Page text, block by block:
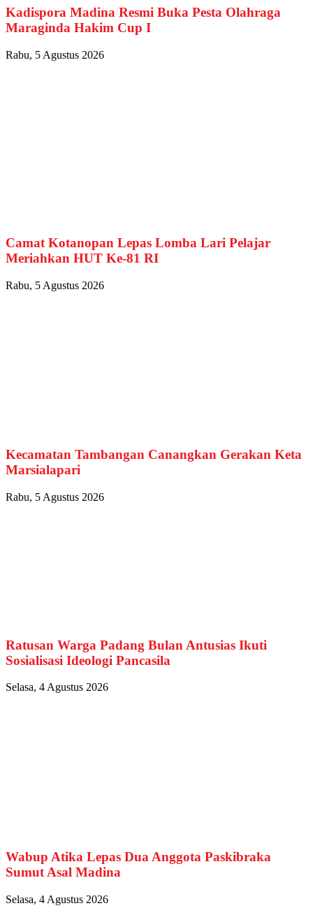
Kadispora Madina Resmi Buka Pesta Olahraga
Maraginda Hakim Cup I
Rabu, 5 Agustus 2026
Camat Kotanopan Lepas Lomba Lari Pelajar
Meriahkan HUT Ke-81 RI
Rabu, 5 Agustus 2026
Kecamatan Tambangan Canangkan Gerakan Keta
Marsialapari
Rabu, 5 Agustus 2026
Ratusan Warga Padang Bulan Antusias Ikuti
Sosialisasi Ideologi Pancasila
Selasa, 4 Agustus 2026
Wabup Atika Lepas Dua Anggota Paskibraka
Sumut Asal Madina
Selasa, 4 Agustus 2026